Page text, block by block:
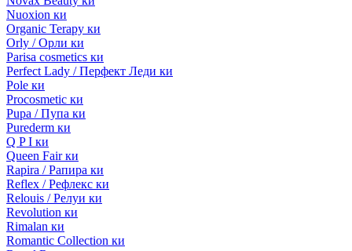
Nuoxion ки
Organic Terapy ки
Orly / Орли ки
Parisa cosmetics ки
Perfect Lady / Перфект Леди ки
Pole ки
Procosmetic ки
Pupa / Пупа ки
Purederm ки
Q P I ки
Queen Fair ки
Rapira / Рапира ки
Reflex / Рефлекс ки
Relouis / Релуи ки
Revolution ки
Rimalan ки
Romantic Collection ки